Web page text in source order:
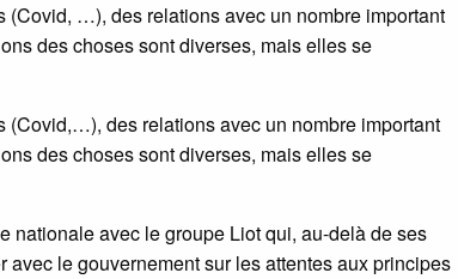
(Covid, …), des relations avec un nombre important
des choses sont diverses, mais elles se
(Covid,…), des relations avec un nombre important
des choses sont diverses, mais elles se
nationale avec le groupe Liot qui, au-delà de ses
le gouvernement sur les attentes aux principes